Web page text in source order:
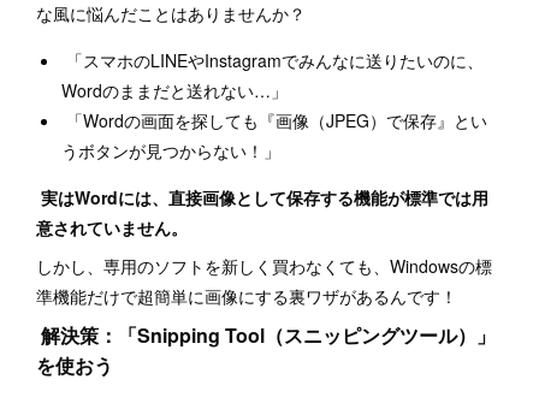
な風に悩んだことはありませんか？
「スマホのLINEやInstagramでみんなに送りたいのに、
Wordのままだと送れない…」
「Wordの画面を探しても『画像（JPEG）で保存』とい
うボタンが見つからない！」
実はWordには、直接画像として保存する機能が標準では用
意されていません。
しかし、専用のソフトを新しく買わなくても、Windowsの標
準機能だけで超簡単に画像にする裏ワザがあるんです！
解決策：「Snipping Tool（スニッピングツール）」
を使おう